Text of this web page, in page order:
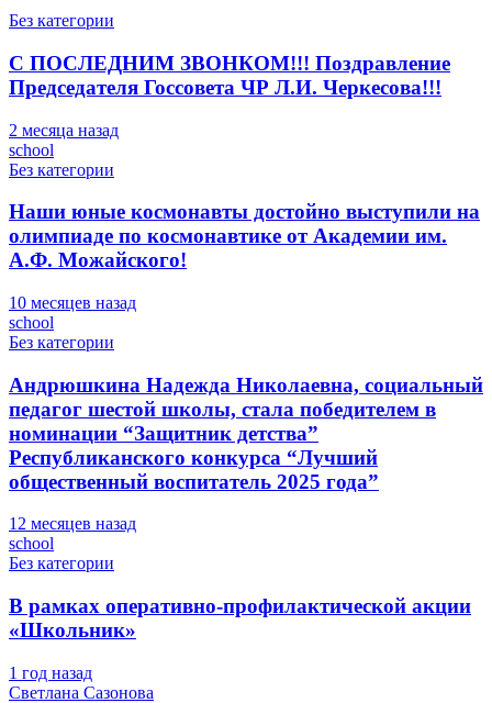
Без категории
С ПОСЛЕДНИМ ЗВОНКОМ!!! Поздравление
Председателя Госсовета ЧР Л.И. Черкесова!!!
2 месяца назад
school
Без категории
Наши юные космонавты достойно выступили на
олимпиаде по космонавтике от Академии им.
А.Ф. Можайского!
10 месяцев назад
school
Без категории
Андрюшкина Надежда Николаевна, социальный
педагог шестой школы, стала победителем в
номинации “Защитник детства”
Республиканского конкурса “Лучший
общественный воспитатель 2025 года”
12 месяцев назад
school
Без категории
В рамках оперативно-профилактической акции
«Школьник»
1 год назад
Светлана Сазонова